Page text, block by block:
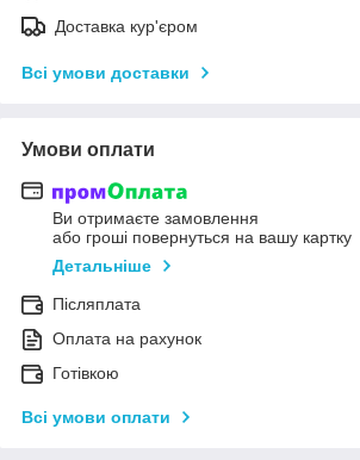
Доставка кур'єром
Всі умови доставки
Умови оплати
Ви отримаєте замовлення
або гроші повернуться на вашу картку
Детальніше
Післяплата
Оплата на рахунок
Готівкою
Всі умови оплати